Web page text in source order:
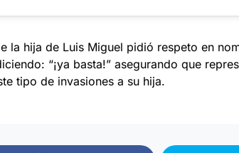
la hija de Luis Miguel pidió respeto en
“¡ya basta!” asegurando que
tipo de invasiones a su hija.